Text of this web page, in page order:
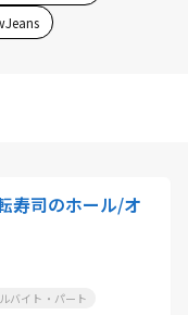
寿司のホール/オ
バイト・パート